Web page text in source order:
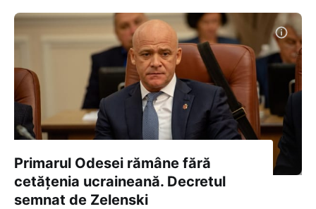
Primarul Odesei rămâne fără
cetățenia ucraineană. Decretul
semnat de Zelenski